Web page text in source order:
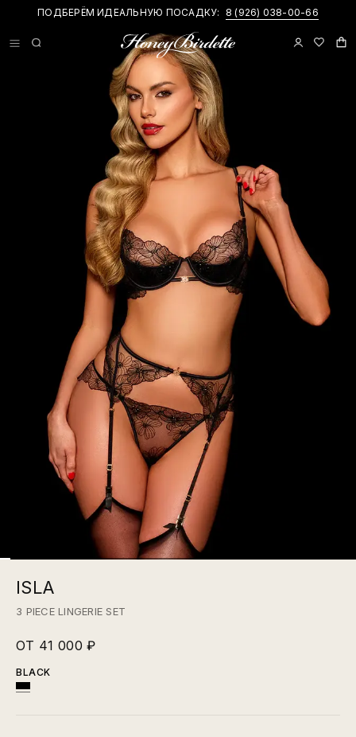
ПОДБЕРЁМ ИДЕАЛЬНУЮ ПОСАДКУ: 8 (926) 038-00-66
ISLA
3 PIECE LINGERIE SET
ОТ 41 000 ₽
BLACK